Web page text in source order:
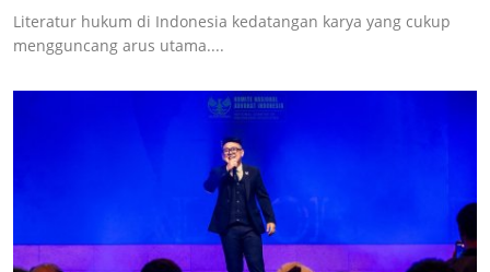
Literatur hukum di Indonesia kedatangan karya yang cukup
mengguncang arus utama....